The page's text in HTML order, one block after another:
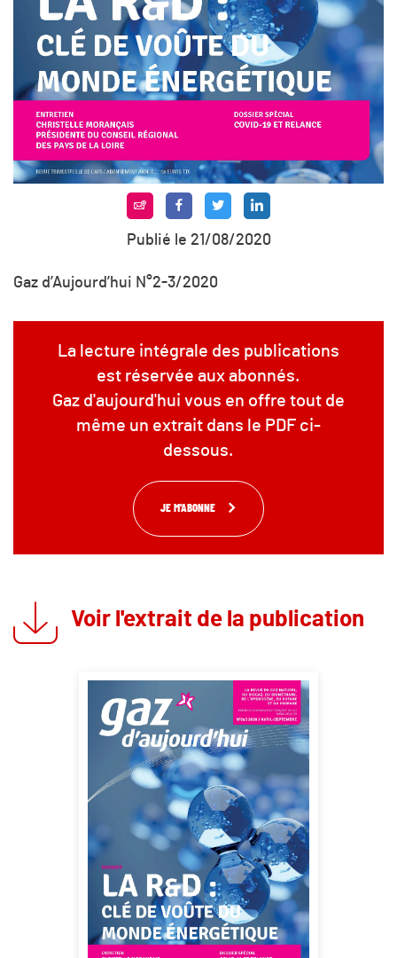
Publié le 21/08/2020
Gaz d’Aujourd’hui N°2-3/2020
La lecture intégrale des publications
est réservée aux abonnés.
Gaz d'aujourd'hui vous en offre tout de
même un extrait dans le PDF ci-
dessous.
JE M'ABONNE
Voir l'extrait de la publication